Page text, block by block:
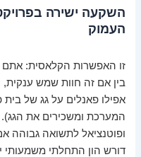
השקעה ישירה
העמוק
זו האפשרות הקלאסית: אתם
בין אם זה חוות שמש ענקית,
אפילו פאנלים על גג של
המערכת ומשכירים את הגג).
ופוטנציאל לתשואה גבוהה
דורש הון התחלתי משמעותי